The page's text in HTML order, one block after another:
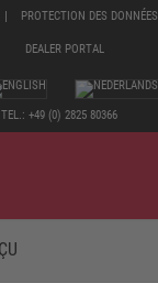
PROTECTION DES DONNÉES
DEALER PORTAL
TEL.: +49 (0) 2825 80366